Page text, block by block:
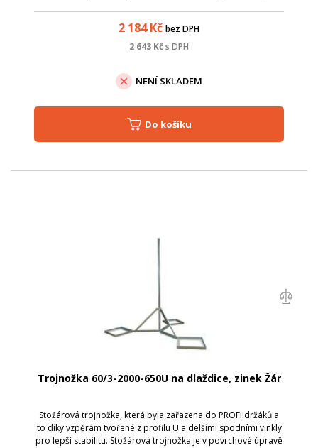
2 184Kč bez DPH
2 643 Kčs DPH
NENÍ SKLADEM
Do košíku
Trojnožka 60/3-2000-650U na dlaždice, zinek Žár
Stožárová trojnožka, která byla zařazena do PROFI držáků a
to díky vzpěrám tvořené z profilu U a delšími spodními vinkly
pro lepší stabilitu. Stožárová trojnožka je v povrchové úpravě